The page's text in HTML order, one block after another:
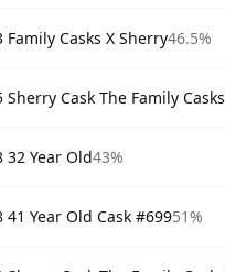
Casks X Sherry46.5%
Cask The Family Casks
32 Year Old43%
Year Old Cask #69951%